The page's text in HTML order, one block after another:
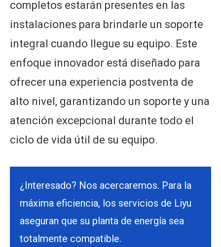
completos estarán presentes en las
instalaciones para brindarle un soporte
integral cuando llegue su equipo. Este
enfoque innovador está diseñado para
ofrecer una experiencia postventa de
alto nivel, garantizando un soporte y una
atención excepcional durante todo el
ciclo de vida útil de su equipo.
¿Interesado? Nos acercaremos. Para la
máxima eficiencia, los servicios de Liyu
aseguran que su planta de energía sea
totalmente compatible.